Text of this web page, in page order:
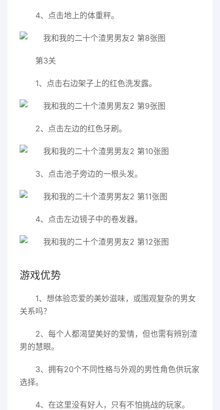
4、点击地上的体重秤。
第3关
1、点击右边架子上的红色洗发露。
2、点击左边的红色牙刷。
3、点击池子旁边的一根头发。
4、点击左边镜子中的卷发器。
游戏优势
1、想体验恋爱的美妙滋味，或围观复杂的男女
关系吗？
2、每个人都渴望美好的爱情，但也需有辨别渣
男的慧眼。
3、拥有20个不同性格与外观的男性角色供玩家
选择。
4、在这里没有好人，只有不怕挑战的玩家。